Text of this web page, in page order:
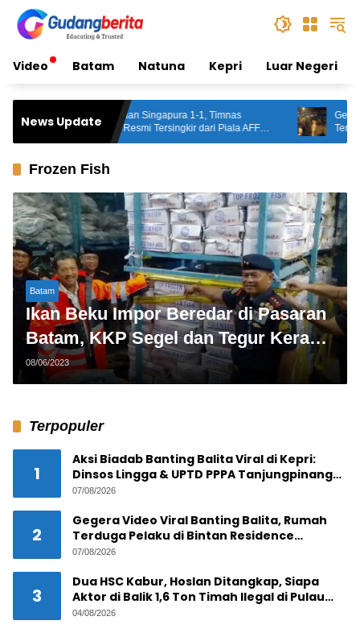
content
Video Batam Natuna Kepri Luar Negeri
News Update
Pahit! Ditahan Singapura 1-1, Timnas
Indonesia Resmi Tersingkir dari Piala AFF
2026
Gegera
Terduga
Frozen Fish
Batam
Ikan Beku Impor Beredar di Pasaran
Batam, KKP Segel dan Tegur Keras
Importir PT D
08/06/2023
Terpopuler
1
Aksi Biadab Banting Balita Viral di Kepri:
Dinsos Lingga & UPTD PPPA Tanjungpinang
Lacak Pelaku
07/08/2026
2
Gegera Video Viral Banting Balita, Rumah
Terduga Pelaku di Bintan Residence
Tanjungpinang Diserbu Warga
07/08/2026
3
Dua HSC Kabur, Hoslan Ditangkap, Siapa
Aktor di Balik 1,6 Ton Timah Ilegal di Pulau
Pekajang ?
04/08/2026